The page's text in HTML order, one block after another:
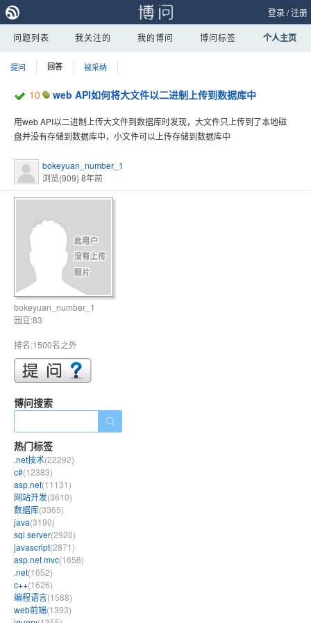
登录/注册
问题列表 我关注的 我的博问 博问标签 个人主页
提问 回答 被采纳
10 web API如何将大文件以二进制上传到数据库中
用web API以二进制上传大文件到数据库时发现，大文件只上传到了本地磁
盘并没有存储到数据库中，小文件可以上传存储到数据库中
bokeyuan_number_1
浏览(909) 8年前
bokeyuan_number_1
园豆:83
排名:1500名之外
博问搜索
热门标签
.net技术(22292)
c#(12383)
asp.net(11131)
网站开发(3610)
数据库(3365)
java(3190)
sql server(2920)
javascript(2871)
asp.net mvc(1658)
.net(1652)
c++(1626)
编程语言(1588)
web前端(1393)